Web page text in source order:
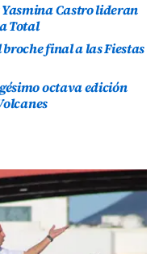
Castro lideran
Total
final a las Fiestas
octava edición